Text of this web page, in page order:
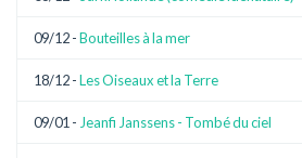
09/12 -Bouteilles à la mer
18/12 -Les Oiseaux et la Terre
09/01 - Jeanfi Janssens - Tombé du ciel